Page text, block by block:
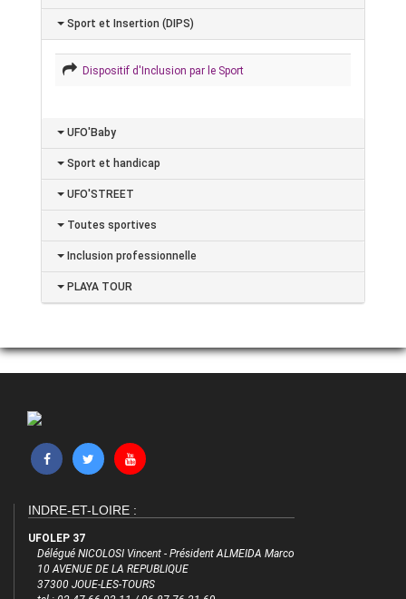
Sport et Insertion (DIPS)
Dispositif d'Inclusion par le Sport
UFO'Baby
Sport et handicap
UFO'STREET
Toutes sportives
Inclusion professionnelle
PLAYA TOUR
INDRE-ET-LOIRE :
UFOLEP 37
Délégué NICOLOSI Vincent - Président ALMEIDA Marco
10 AVENUE DE LA REPUBLIQUE
37300 JOUE-LES-TOURS